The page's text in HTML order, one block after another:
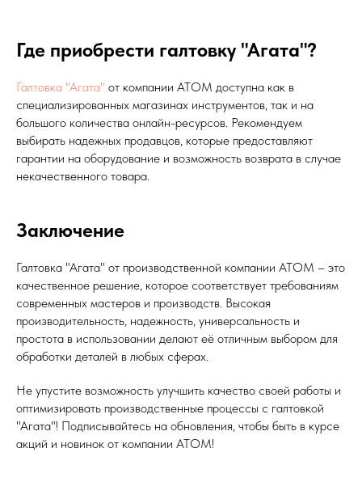
Где приобрести галтовку "Агата"?
Галтовка "Агата" от компании АТОМ доступна как в
специализированных магазинах инструментов, так и на
большого количества онлайн-ресурсов. Рекомендуем
выбирать надежных продавцов, которые предоставляют
гарантии на оборудование и возможность возврата в случае
некачественного товара.
Заключение
Галтовка "Агата" от производственной компании АТОМ – это
качественное решение, которое соответствует требованиям
современных мастеров и производств. Высокая
производительность, надежность, универсальность и
простота в использовании делают её отличным выбором для
обработки деталей в любых сферах.
Не упустите возможность улучшить качество своей работы и
оптимизировать производственные процессы с галтовкой
"Агата"! Подписывайтесь на обновления, чтобы быть в курсе
акций и новинок от компании АТОМ!